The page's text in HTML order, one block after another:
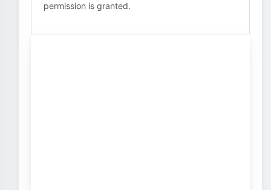
permission is granted.